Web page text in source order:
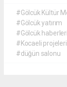
#Gölcük Kültür
#Gölcük yatırım
#Gölcük haberleri
#Kocaeli projeleri
#düğün salonu